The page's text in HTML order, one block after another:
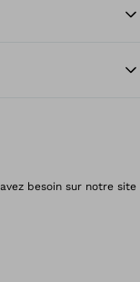
besoin sur notre site